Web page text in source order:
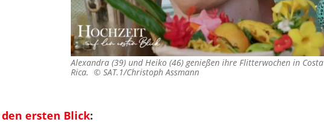
Alexandra (39) und Heiko (46) genießen ihre Flitterwochen in Costa
Rica. © SAT.1/Christoph Assmann
ersten Blick: